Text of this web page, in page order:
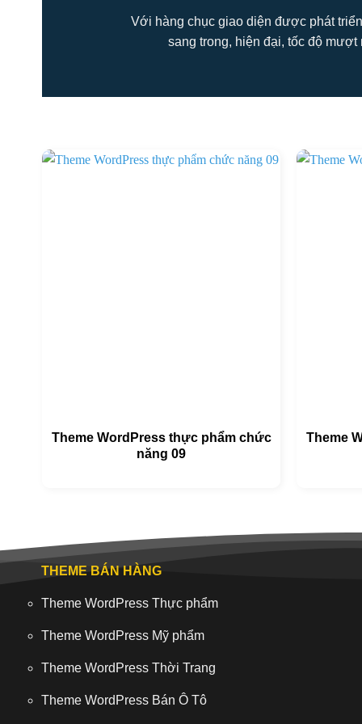
Với hàng chục giao diện được phát
sang trong, hiện đại, tốc độ
Theme WordPress thực phẩm chức
năng 09
Theme
THEME BÁN HÀNG
Theme WordPress Thực phẩm
Theme WordPress Mỹ phẩm
Theme WordPress Thời Trang
Theme WordPress Bán Ô Tô